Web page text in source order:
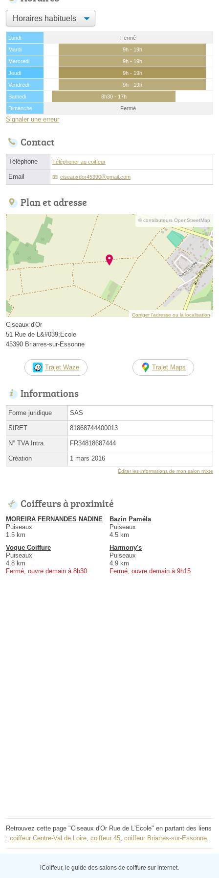
Lundi
Fermé
Mardi
9h - 19h
Mercredi
9h - 19h
Jeudi
9h - 19h
Vendredi
9h - 19h
Samedi
8h30 - 17h
Dimanche
Fermé
Signaler une erreur
Contact
Téléphone Téléphoner au coiffeur
Email ciseauxdor45390ⓐgmail.com
Plan et adresse
© contributeurs OpenStreetMap
Corriger l’adresse ou la localisation
Ciseaux d'Or
51 Rue de L&#039;Ecole
45390 Briarres-sur-Essonne
Trajet Waze Trajet Maps
Informations
Forme juridique SAS
SIRET 81868744400013
N° TVA Intra. FR34818687444
Création 1 mars 2016
Éditer les informations de mon salon mixte
Coiffeurs à proximité
MOREIRA FERNANDES NADINE
Puiseaux
1.5 km
Bazin Paméla
Puiseaux
4.5 km
Vogue Coiffure
Puiseaux
4.8 km
Fermé, ouvre demain à 8h30
Harmony's
Puiseaux
4.9 km
Fermé, ouvre demain à 9h15
Retrouvez cette page "Ciseaux d'Or Rue de L'Ecole" en partant des liens
: coiffeur Centre-Val de Loire, coiffeur 45, coiffeur Briarres-sur-Essonne.
iCoiffeur, le guide des salons de coiffure sur internet.